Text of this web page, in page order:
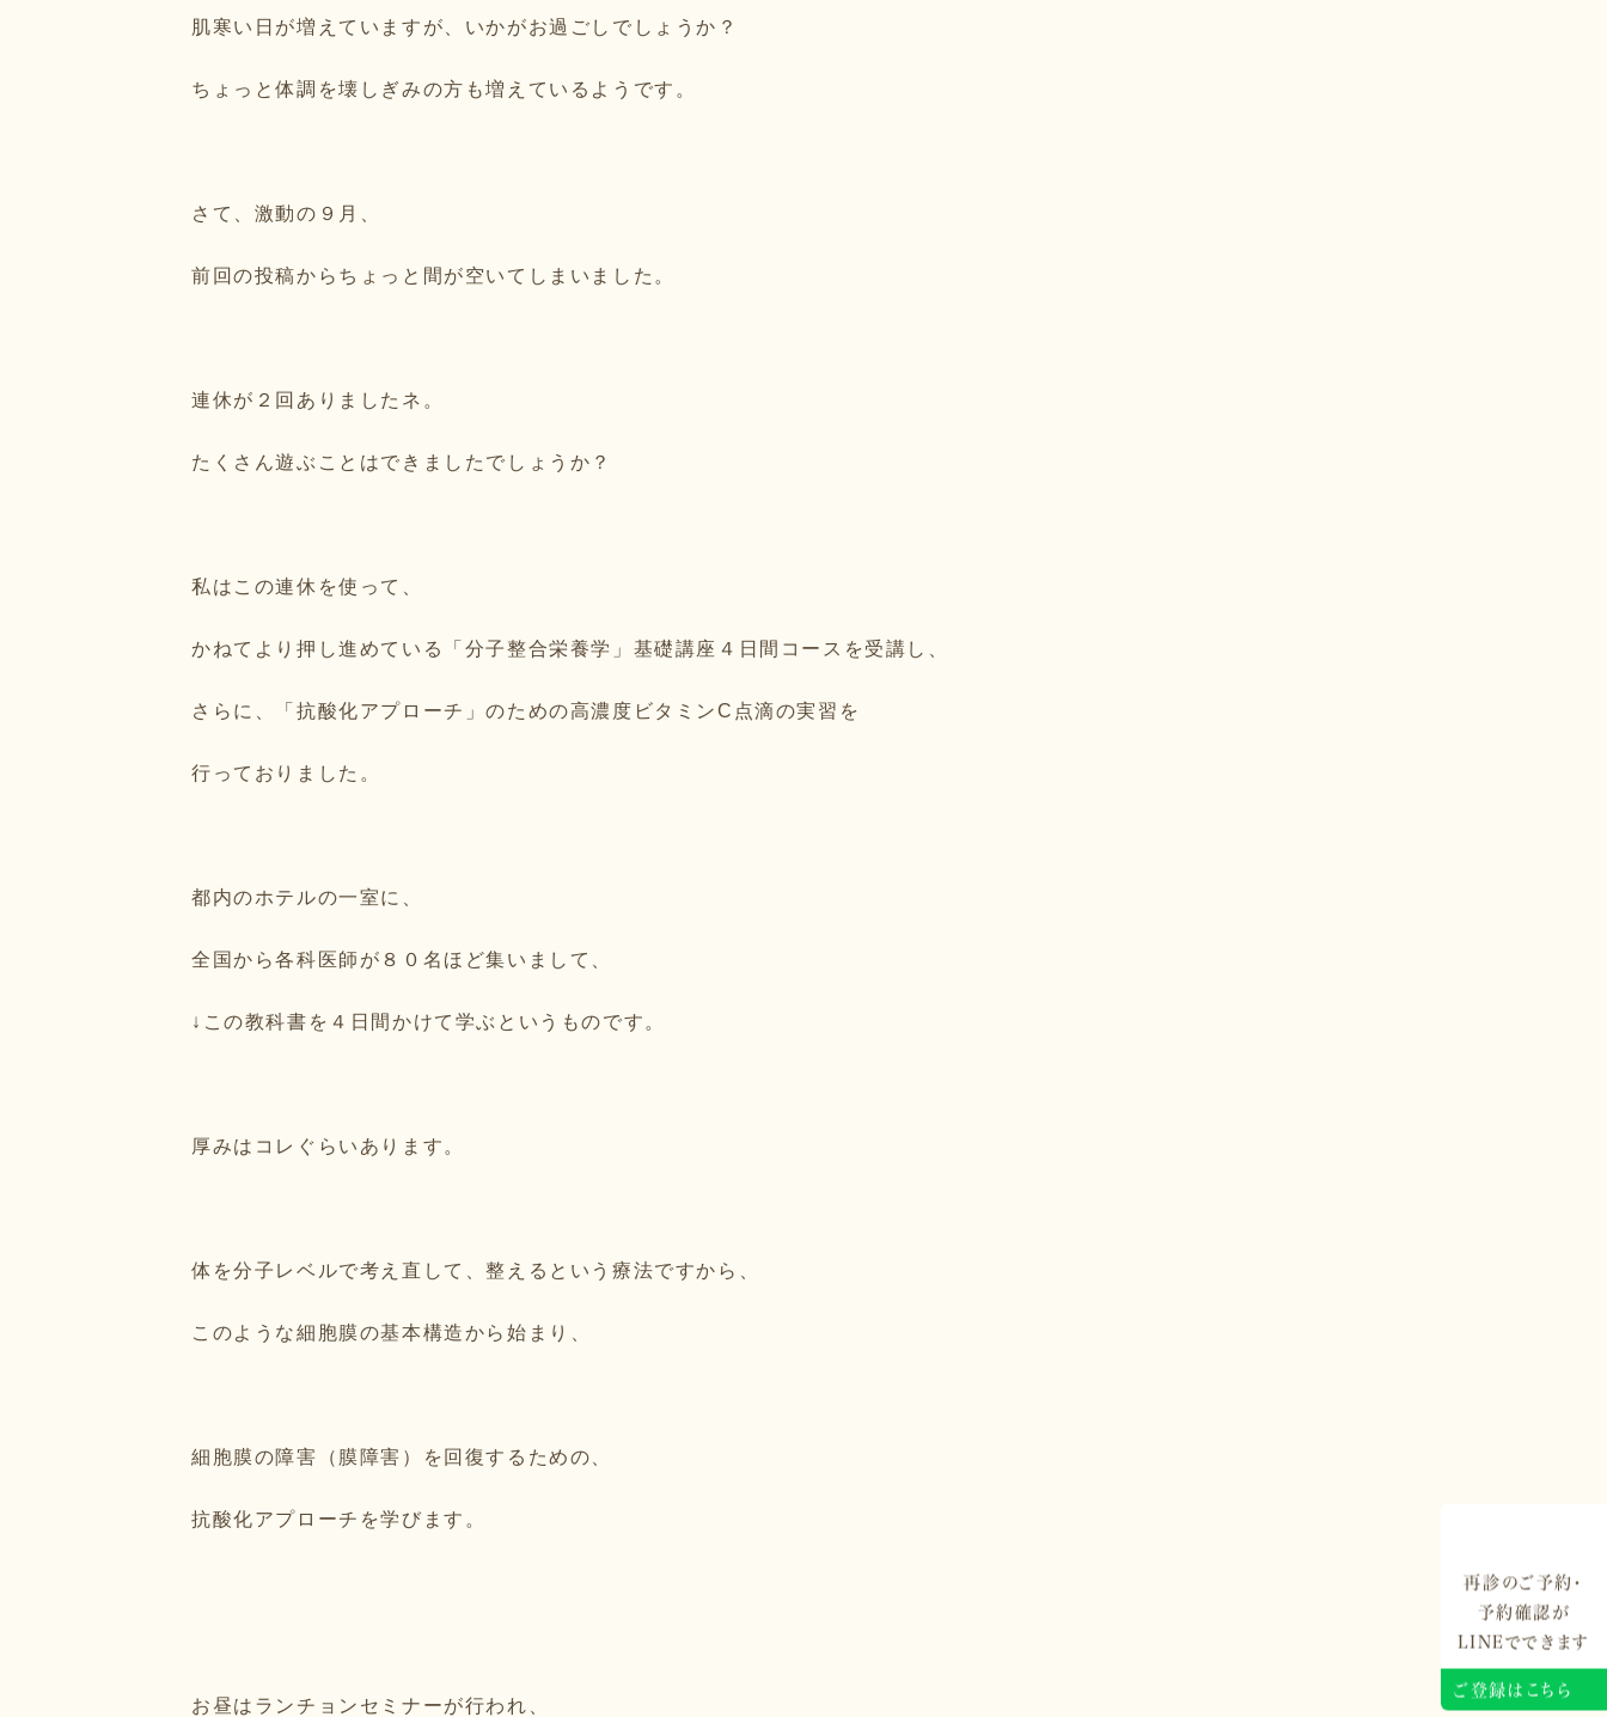
肌寒い日が増えていますが、いかがお過ごしでしょうか？
ちょっと体調を壊しぎみの方も増えているようです。
さて、激動の９月、
前回の投稿からちょっと間が空いてしまいました。
連休が２回ありましたネ。
たくさん遊ぶことはできましたでしょうか？
私はこの連休を使って、
かねてより押し進めている「分子整合栄養学」基礎講座４日間コースを受講し、
さらに、「抗酸化アプローチ」のための高濃度ビタミンC点滴の実習を
行っておりました。
都内のホテルの一室に、
全国から各科医師が８０名ほど集いまして、
↓この教科書を４日間かけて学ぶというものです。
厚みはコレぐらいあります。
体を分子レベルで考え直して、整えるという療法ですから、
このような細胞膜の基本構造から始まり、
細胞膜の障害（膜障害）を回復するための、
抗酸化アプローチを学びます。
お昼はランチョンセミナーが行われ、
再診のご予約・
予約確認が
LINEでできます
ご登録はこちら